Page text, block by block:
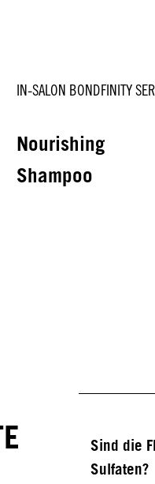
IN-SALON BONDFINITY
Nourishing
Shampoo
Sind die
Sulfaten?